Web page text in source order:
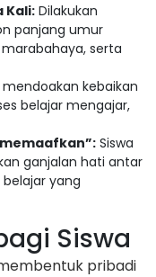
Kali: Dilakukan
panjang umur
serta
kebaikan
belajar mengajar,
Siswa
ganjalan hati antar
yang
Siswa
pribadi